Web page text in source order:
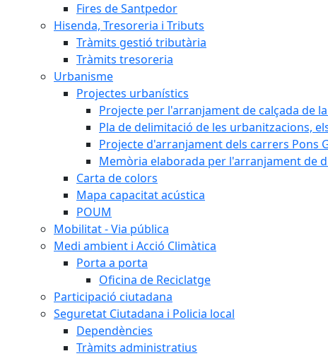
Fires de Santpedor
Hisenda, Tresoreria i Tributs
Tràmits gestió tributària
Tràmits tresoreria
Urbanisme
Projectes urbanístics
Projecte per l'arranjament de calçada de
Pla de delimitació de les urbanitzacions,
Projecte d'arranjament dels carrers Pons
Memòria elaborada per l'arranjament de
Carta de colors
Mapa capacitat acústica
POUM
Mobilitat - Via pública
Medi ambient i Acció Climàtica
Porta a porta
Oficina de Reciclatge
Participació ciutadana
Seguretat Ciutadana i Policia local
Dependències
Tràmits administratius